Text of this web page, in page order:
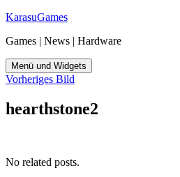
Zum
springen
KarasuGames
Games | News | Hardware
Menü und Widgets
Vorheriges Bild
hearthstone2
No related posts.